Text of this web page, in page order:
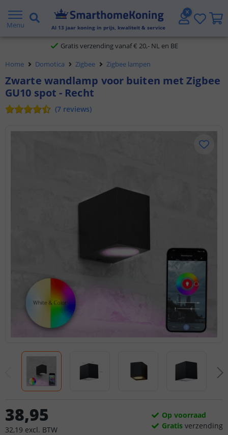
Menu Al 13 jaar koning in prijs, kwaliteit & service
2 jaar garantie
Gratis verzending vanaf € 20,- NL en BE
Klantbeoordeling 9.1
Voor 23:45 uur besteld,morgen in huis
Home Domotica Zigbee Zigbee lampen
Zwarte wandlamp voor buiten met Zigbee
GU10 spot - Recht
(7 reviews)
38,95
32,19 excl. BTW
Op voorraad
Gratis verzending